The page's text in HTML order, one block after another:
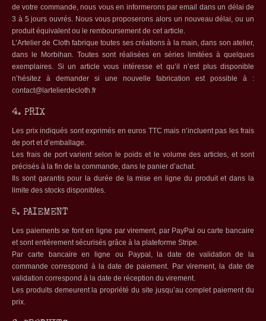
de votre commande, nous vous en informerons par email dans un délai de
3 à 5 jours ouvrés. Nous vous proposerons alors un nouveau délai, ou un
produit équivalent ou le remboursement de cet article.
L’Artelier de Cloth fabrique toutes ses créations à la main, dans son atelier,
dans le Morbihan. Toutes sont réalisées en séries limitées à quelques
exemplaires. Si un article vous intéresse et qu’il n’est plus disponible
n’hésitez à demander si une nouvelle fabrication est possible à :
contact@lartelierdecloth.fr
4. PRIX
Les prix indiqués sont exprimés en euros TTC mais n’incluent pas les frais
de port et d’emballage.
Les frais de port varient selon le poids et le volume des articles, et sont
précisés à la fin de la commande, dans le panier d’achat.
Ils sont garantis pour la durée de la mise en ligne du produit et dans la
limite des stocks disponibles.
5. PAIEMENT
Les paiements se font en ligne par virement, par PayPal ou carte bancaire
et sont entièrement sécurisés grâce à la plateforme Stripe.
Par carte bancaire en ligne ou Paypal, la date de validation de la
commande correspond à la date de paiement. Par virement, la date de
validation correspond à la date de réception du virement.
Les produits demeurent la propriété du site jusqu’au complet paiement du
prix.